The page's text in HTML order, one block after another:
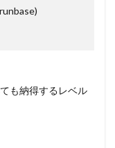
も納得するレベル